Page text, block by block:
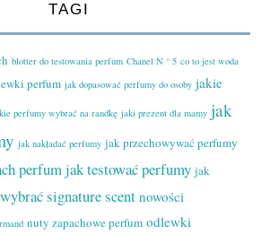
TAGI
blotter do testowania perfum Chanel N ° 5 co to jest woda
perfum jak dopasować perfumy do osoby jakie
perfumy wybrać na randkę jaki prezent dla mamy jak
jak nakładać perfumy jak przechowywać perfumy
perfumjak testować perfumy jak
signature scent nowości
nuty zapachowe perfum odlewki